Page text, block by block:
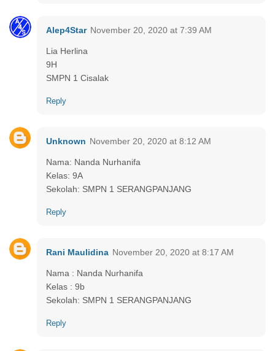
Alep4Star November 20, 2020 at 7:39 AM
Lia Herlina
9H
SMPN 1 Cisalak
Reply
Unknown November 20, 2020 at 8:12 AM
Nama: Nanda Nurhanifa
Kelas: 9A
Sekolah: SMPN 1 SERANGPANJANG
Reply
Rani Maulidina November 20, 2020 at 8:17 AM
Nama : Nanda Nurhanifa
Kelas : 9b
Sekolah: SMPN 1 SERANGPANJANG
Reply